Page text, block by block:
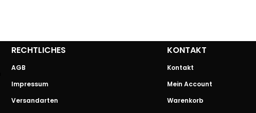
RECHTLICHES
AGB
Impressum
Versandarten
KONTAKT
Kontakt
Mein Account
Warenkorb